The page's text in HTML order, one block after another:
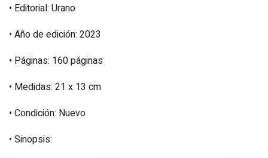
• Editorial: Urano
• Año de edición: 2023
• Páginas: 160 páginas
• Medidas: 21 x 13 cm
• Condición: Nuevo
• Sinopsis: